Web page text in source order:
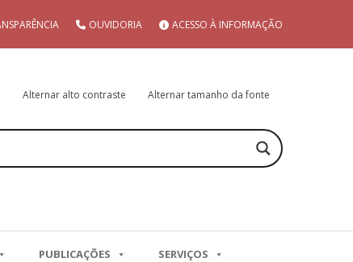
OUVIDORIA ACESSO À INFORMAÇÃO
Alternar alto contraste Alternar tamanho da fonte
PUBLICAÇÕES SERVIÇOS